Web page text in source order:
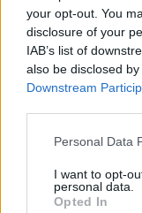
your opt-out. You
disclosure of your
IAB’s list of
also be disclosed
Downstream
Personal Data
I want to opt-
personal data.
Opted In
Witam
się na
pieprzem
POWIĄZANE